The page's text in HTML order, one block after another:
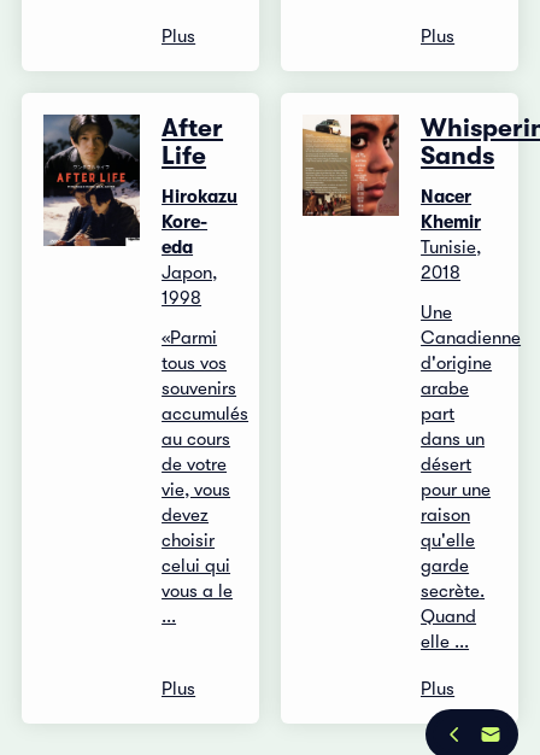
Plus Plus
After
Life
Hirokazu
Kore-
eda
Japon,
1998
«Parmi
tous vos
souvenirs
accumulés
au cours
de votre
vie, vous
devez
choisir
celui qui
vous a le
...
Plus
Sands
Nacer
Khemir
Tunisie,
2018
Une
Canadienne
d'origine
arabe
part
dans un
désert
pour une
raison
qu'elle
garde
secrète.
Quand
elle ...
Plus